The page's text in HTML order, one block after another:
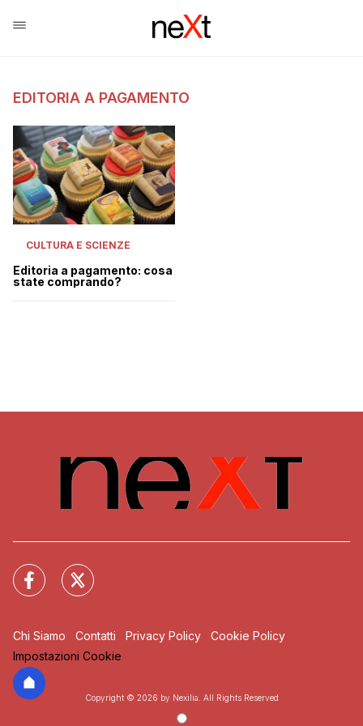
EDITORIA A PAGAMENTO
CULTURA E SCIENZE
Editoria a pagamento: cosa
state comprando?
Chi Siamo Contatti Privacy Policy
Cookie Policy
Impostazioni Cookie
Copyright © 2026 by Nexilia. All Rights Reserved